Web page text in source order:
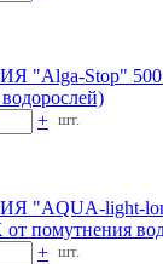
"Alga-Stop"
+ шт.
"AQUA-light-
помутнения
+ шт.